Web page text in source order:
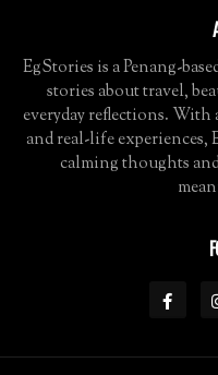
EgStories is a Penang-
stories about travel,
everyday reflections.
and real-life experiences,
calming thoughts